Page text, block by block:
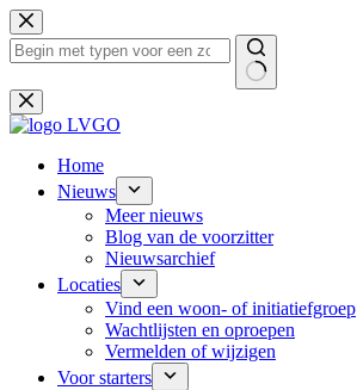
Ga
naar
de
Geen
resultaten
Home
Nieuws
Meer nieuws
Blog van de voorzitter
Nieuwsarchief
Locaties
Vind een woon- of initiatiefgroep
Wachtlijsten en oproepen
Vermelden of wijzigen
Voor starters